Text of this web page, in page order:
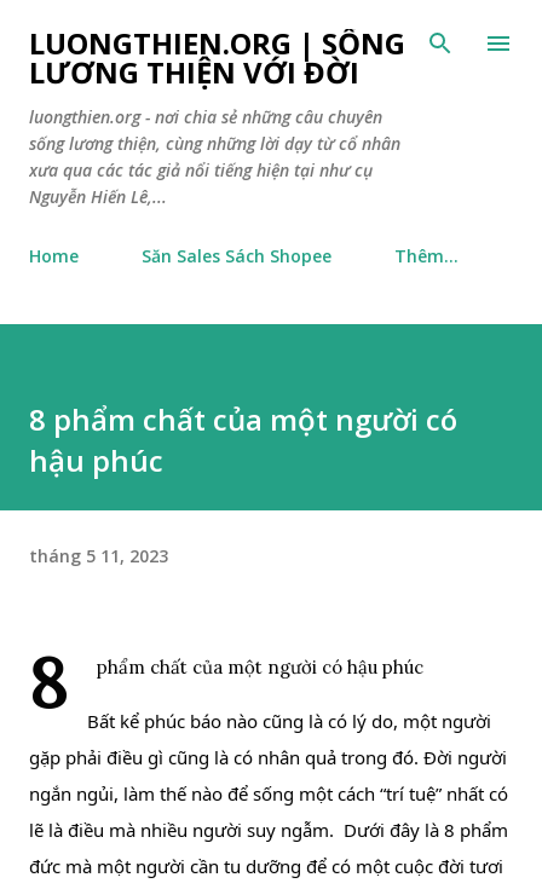
Chuyển đến nội dung chính
LUONGTHIEN.ORG | SỐNG
LƯƠNG THIỆN VỚI ĐỜI
luongthien.org - nơi chia sẻ những câu chuyên
sống lương thiện, cùng những lời dạy từ cổ nhân
xưa qua các tác giả nổi tiếng hiện tại như cụ
Nguyễn Hiến Lê,...
Home Săn Sales Sách Shopee Thêm…
8 phẩm chất của một người có
hậu phúc
tháng 5 11, 2023
8 phẩm chất của một người có hậu phúc
Bất kể phúc báo nào cũng là có lý do, một người
gặp phải điều gì cũng là có nhân quả trong đó. Đời người
ngắn ngủi, làm thế nào để sống một cách “trí tuệ” nhất có
lẽ là điều mà nhiều người suy ngẫm.  Dưới đây là 8 phẩm
đức mà một người cần tu dưỡng để có một cuộc đời tươi